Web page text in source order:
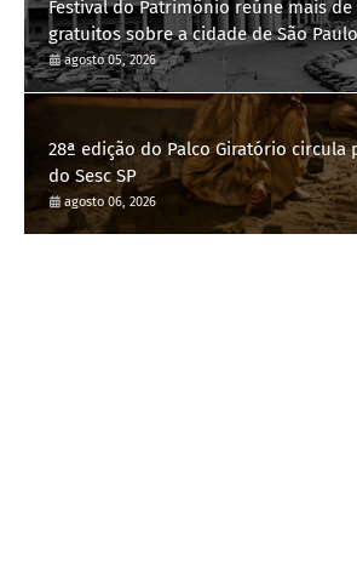
Festival do Patrimônio reúne mais de
gratuitos sobre a cidade de São Paulo
agosto 05, 2026
28ª edição do Palco Giratório circula
do Sesc SP
agosto 06, 2026